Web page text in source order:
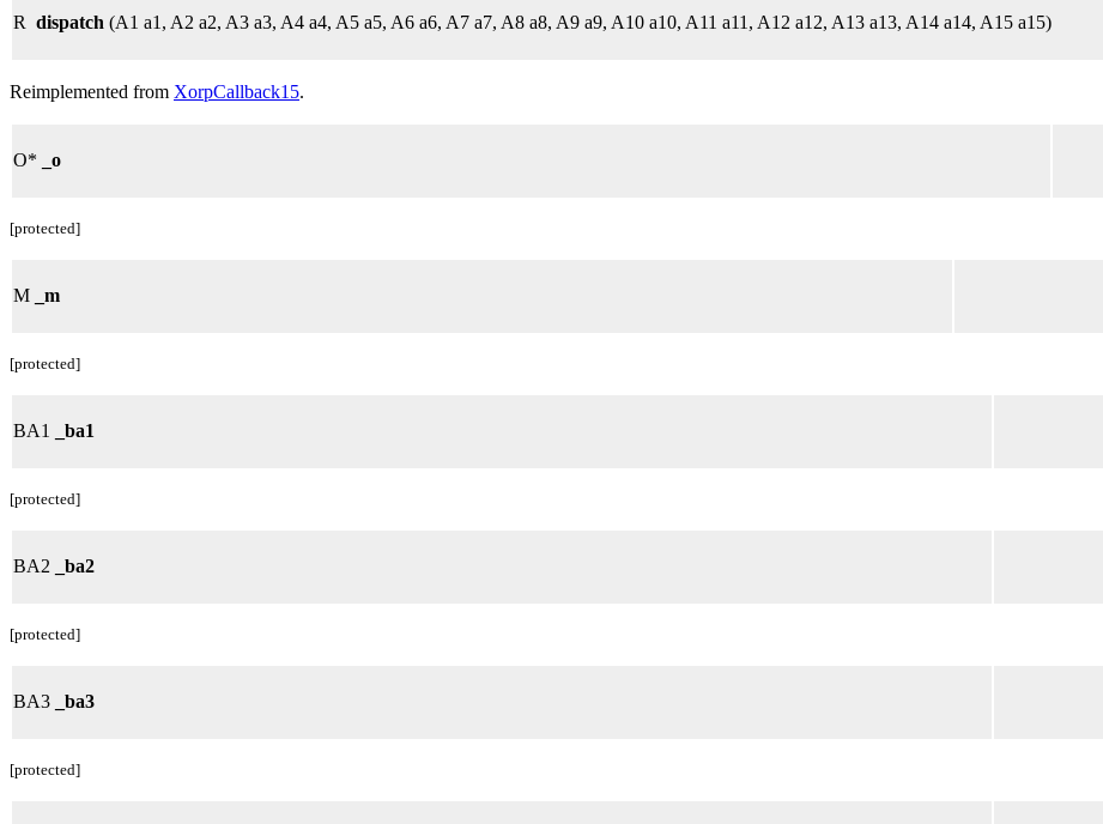
R dispatch (A1 a1, A2 a2, A3 a3, A4 a4, A5 a5, A6 a6, A7 a7, A8 a8, A9 a9, A10 a10, A11 a11, A12 a12, A13 a13, A14 a14, A15 a15)
Reimplemented from XorpCallback15.
O* _o
[protected]
M _m
[protected]
BA1 _ba1
[protected]
BA2 _ba2
[protected]
BA3 _ba3
[protected]